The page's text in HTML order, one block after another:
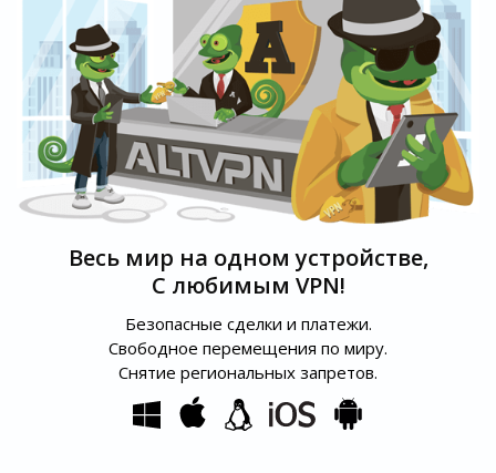
Весь мир на одном устройстве,
С любимым VPN!
Безопасные сделки и платежи.
Свободное перемещения по миру.
Снятие региональных запретов.